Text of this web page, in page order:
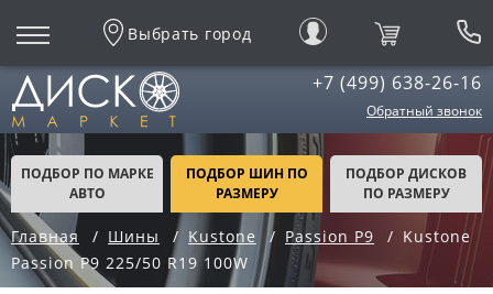
Выбрать город
+7 (499) 638-26-16
Обратный звонок
ПОДБОР ПО МАРКЕ
АВТО
ПОДБОР ШИН ПО
РАЗМЕРУ
ПОДБОР ДИСКОВ
ПО РАЗМЕРУ
Главная Шины Kustone Passion P9
Kustone
Passion P9 225/50 R19 100W